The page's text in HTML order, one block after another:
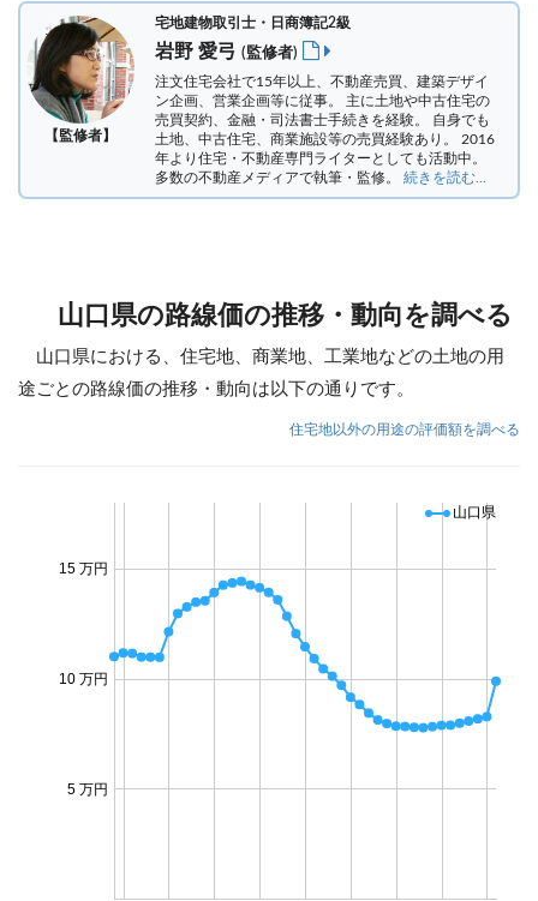
【監修者】
宅地建物取引士・日商簿記2級
岩野 愛弓 (監修者)
注文住宅会社で15年以上、不動産売買、建築デザイ
ン企画、営業企画等に従事。 主に土地や中古住宅の
売買契約、金融・司法書士手続きを経験。 自身でも
土地、中古住宅、商業施設等の売買経験あり。 2016
年より住宅・不動産専門ライターとしても活動中。
多数の不動産メディアで執筆・監修。 続きを読む...
山口県の路線価の推移・動向を調べる
山口県における、住宅地、商業地、工業地などの土地の用
途ごとの路線価の推移・動向は以下の通りです。
住宅地以外の用途の評価額を調べる
5 万円
10 万円
15 万円
山口県